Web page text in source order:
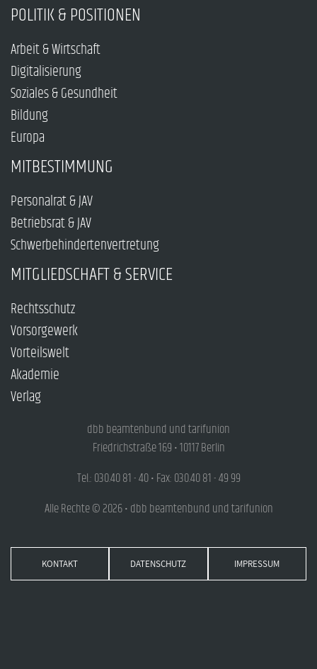
POLITIK & POSITIONEN
Arbeit & Wirtschaft
Digitalisierung
Soziales & Gesundheit
Bildung
Europa
MITBESTIMMUNG
Personalrat & JAV
Betriebsrat & JAV
Schwerbehindertenvertretung
MITGLIEDSCHAFT & SERVICE
Rechtsschutz
Vorsorgewerk
Vorteilswelt
Akademie
Verlag
dbb beamtenbund und tarifunion
Friedrichstraße 169 • 10117 Berlin
Tel.: 030.40 81 - 40 • Fax: 030.40 81 - 49 99
Alle Rechte © 2026 • dbb beamtenbund und tarifunion
KONTAKT DATENSCHUTZ IMPRESSUM